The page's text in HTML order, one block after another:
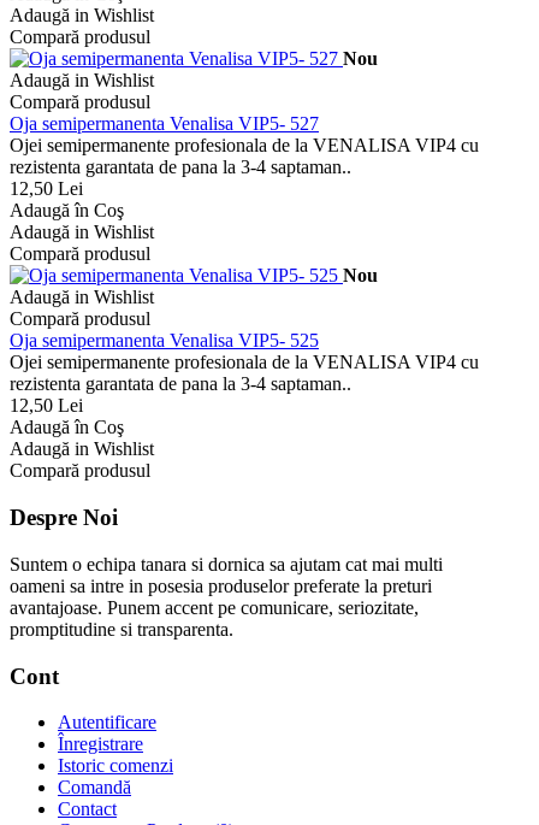
Adaugă in Wishlist
Compară produsul
Nou
Adaugă in Wishlist
Compară produsul
Oja semipermanenta Venalisa VIP5- 527
Ojei semipermanente profesionala de la VENALISA VIP4 cu
rezistenta garantata de pana la 3-4 saptaman..
12,50 Lei
Adaugă în Coş
Adaugă in Wishlist
Compară produsul
Nou
Adaugă in Wishlist
Compară produsul
Oja semipermanenta Venalisa VIP5- 525
Ojei semipermanente profesionala de la VENALISA VIP4 cu
rezistenta garantata de pana la 3-4 saptaman..
12,50 Lei
Adaugă în Coş
Adaugă in Wishlist
Compară produsul
Despre Noi
Suntem o echipa tanara si dornica sa ajutam cat mai multi
oameni sa intre in posesia produselor preferate la preturi
avantajoase. Punem accent pe comunicare, seriozitate,
promptitudine si transparenta.
Cont
Autentificare
Înregistrare
Istoric comenzi
Comandă
Contact